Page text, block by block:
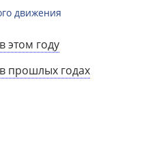
движения
этом году
прошлых годах